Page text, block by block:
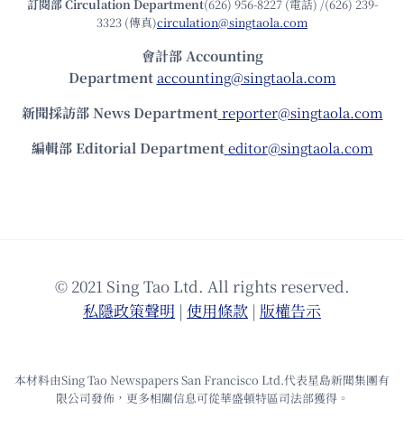
訂閱部 Circulation Department(626) 956-8227 (電話) /(626) 239-
3323 (傳真)circulation@singtaola.com
會計部 Accounting
Department accounting@singtaola.com
新聞採訪部 News Department reporter@singtaola.com
編輯部 Editorial Department editor@singtaola.com
© 2021 Sing Tao Ltd. All rights reserved.
私隱政策聲明 | 使⽤條款 | 版權告⽰
本材料由Sing Tao Newspapers San Francisco Ltd.代表星島新聞集團有
限公司發佈，更多相關信息可從華盛頓特區司法部獲得。